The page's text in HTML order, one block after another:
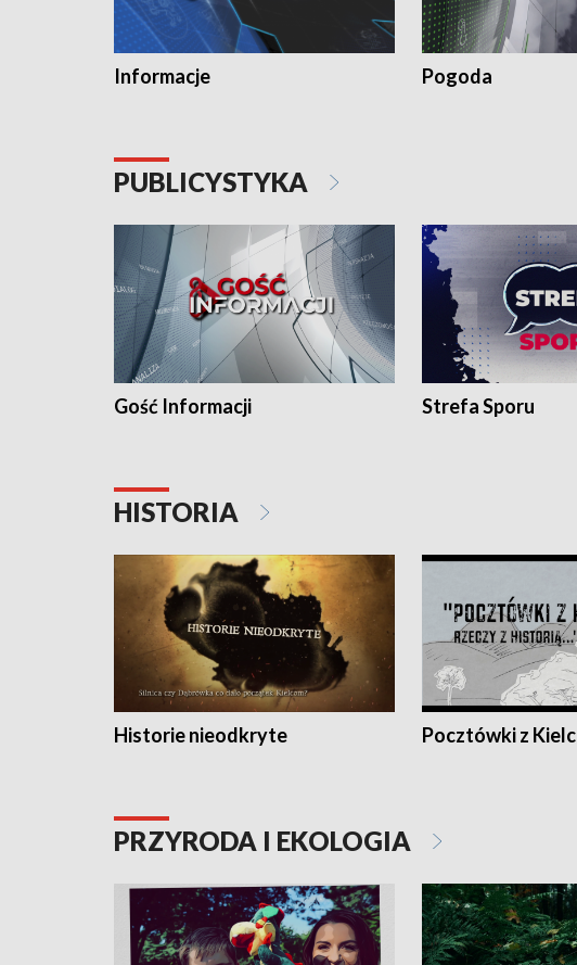
Informacje Pogoda
PUBLICYSTYKA
Gość Informacji Strefa Sporu
HISTORIA
Historie nieodkryte Pocztówki z Kielc
PRZYRODA I EKOLOGIA